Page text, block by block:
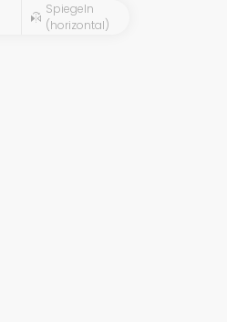
Spiegeln
(horizontal)